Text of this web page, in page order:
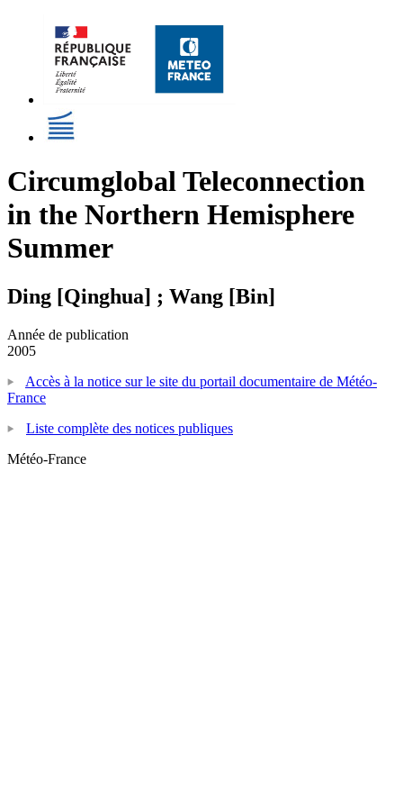
Circumglobal Teleconnection
in the Northern Hemisphere
Summer
Ding [Qinghua] ; Wang [Bin]
Année de publication
2005
Accès à la notice sur le site du portail documentaire de Météo-
France
Liste complète des notices publiques
Météo-France